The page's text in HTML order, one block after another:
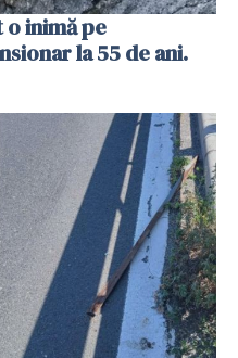
inimă pe
la 55 de ani.